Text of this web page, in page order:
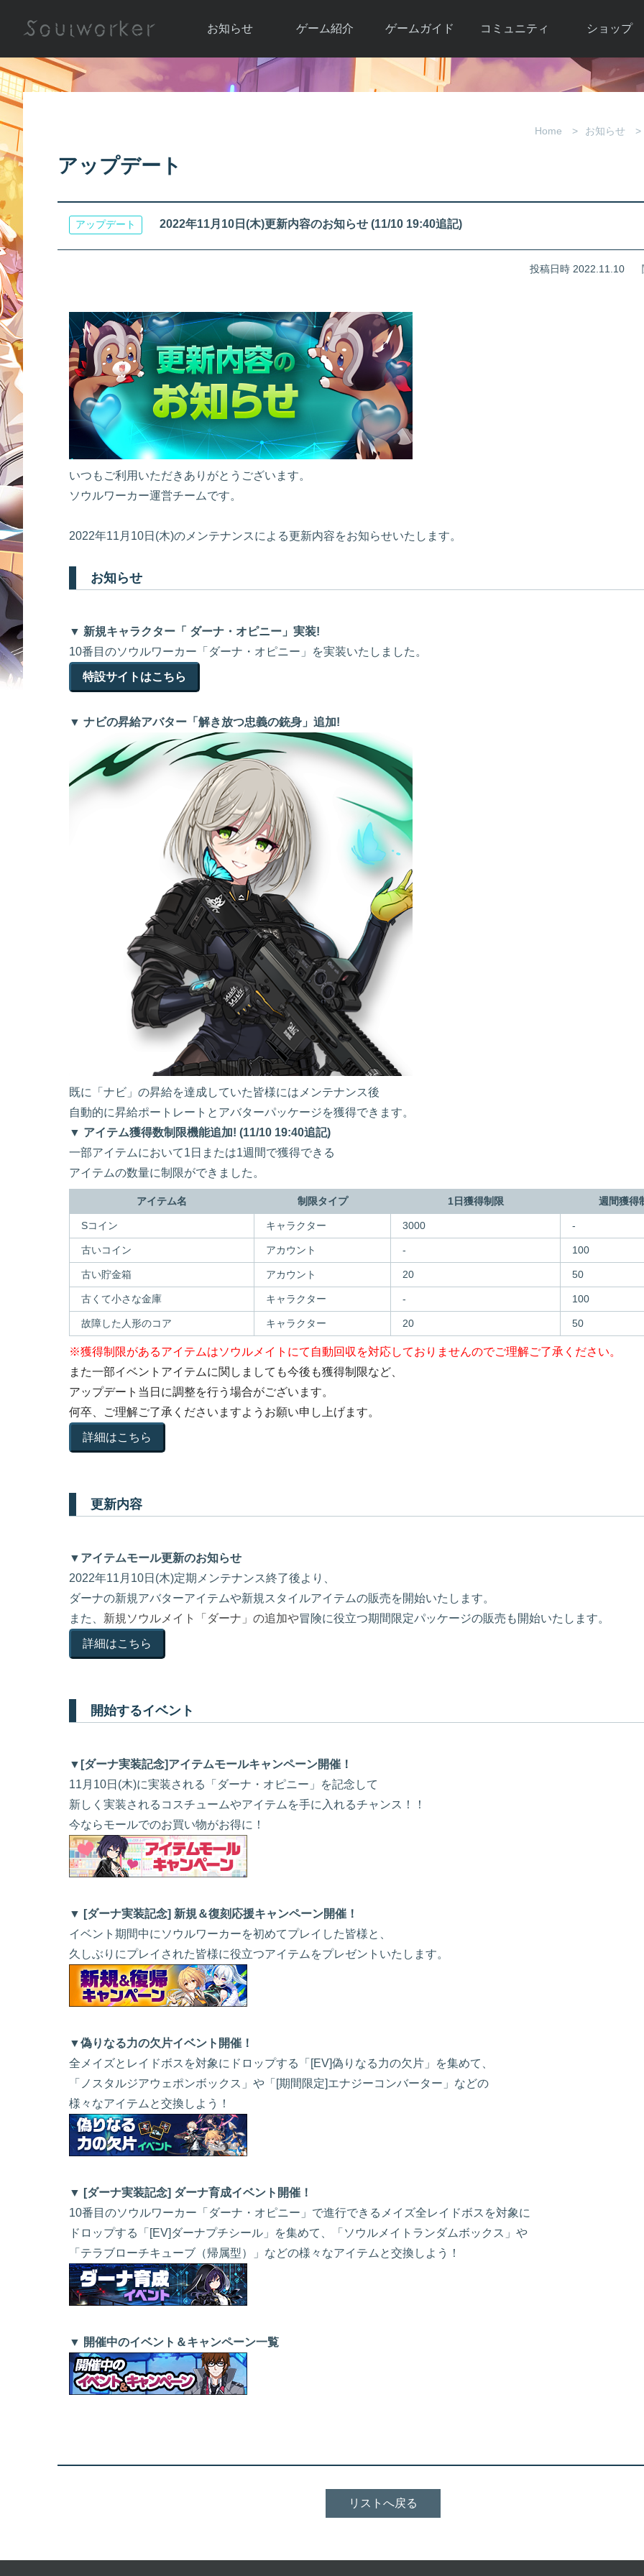
お知らせ
お知らせ一覧
ゲーム紹介
ソウルワーカー
アップデート履
歴
ゲームガイド
ガイド総合もく
コミュニティ
自由掲示板
画像掲示板
ショップ
Y.Pの購入
アイテムカタロ
Home お知らせ
アップデート
アップデート 2022年11月10日(木)更新内容のお知らせ (11/10 19:40追記)
投稿日時 2022.11.10
いつもご利用いただきありがとうございます。
ソウルワーカー運営チームです。
2022年11月10日(木)のメンテナンスによる更新内容をお知らせいたします。
お知らせ
▼ 新規キャラクター「 ダーナ・オピニー」実装!
10番目のソウルワーカー「ダーナ・オピニー」を実装いたしました。
特設サイトはこちら
▼ ナビの昇給アバター「解き放つ忠義の銃身」追加!
既に「ナビ」の昇給を達成していた皆様にはメンテナンス後
自動的に昇給ポートレートとアバターパッケージを獲得できます。
▼ アイテム獲得数制限機能追加! (11/10 19:40追記)
一部アイテムにおいて1日または1週間で獲得できる
アイテムの数量に制限ができました。
アイテム名 制限タイプ 1日獲得制限 週間獲得
Sコイン キャラクター 3000 -
古いコイン アカウント - 100
古い貯金箱 アカウント 20 50
古くて小さな金庫 キャラクター - 100
故障した人形のコア キャラクター 20 50
※獲得制限があるアイテムはソウルメイトにて自動回収を対応しておりませんのでご理解ご了承ください。
また一部イベントアイテムに関しましても今後も獲得制限など、
アップデート当日に調整を行う場合がございます。
何卒、ご理解ご了承くださいますようお願い申し上げます。
詳細はこちら
更新内容
▼アイテムモール更新のお知らせ
2022年11月10日(木)定期メンテナンス終了後より、
ダーナの新規アバターアイテムや新規スタイルアイテムの販売を開始いたします。
また、 新規ソウルメイト「ダーナ」の追加や冒険に役立つ期間限定パッケージの販売も開始いたします。
詳細はこちら
開始するイベント
▼[ダーナ実装記念]アイテムモールキャンペーン開催！
11月10日(木)に実装される「ダーナ・オピニー」を記念して
新しく実装されるコスチュームやアイテムを手に入れるチャンス！！
今ならモールでのお買い物がお得に！
▼ [ダーナ実装記念] 新規＆復刻応援キャンペーン開催！
イベント期間中にソウルワーカーを初めてプレイした皆様と、
久しぶりにプレイされた皆様に役立つアイテムをプレゼントいたします。
▼偽りなる力の欠片イベント開催！
全メイズとレイドボスを対象にドロップする「[EV]偽りなる力の欠片」を集めて、
「ノスタルジアウェポンボックス」や「[期間限定]エナジーコンバーター」などの
様々なアイテムと交換しよう！
▼ [ダーナ実装記念] ダーナ育成イベント開催！
10番目のソウルワーカー「ダーナ・オピニー」で進行できるメイズ全レイドボスを対象に
ドロップする「[EV]ダーナプチシール」を集めて、「ソウルメイトランダムボックス」や
「テラブローチキューブ（帰属型）」などの様々なアイテムと交換しよう！
▼ 開催中のイベント＆キャンペーン一覧
リストへ戻る